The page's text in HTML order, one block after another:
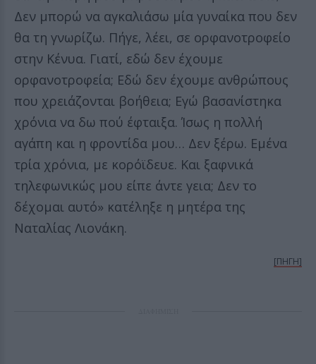
Δεν μπορώ να αγκαλιάσω μία γυναίκα που δεν
θα τη γνωρίζω. Πήγε, λέει, σε ορφανοτροφείο
στην Κένυα. Γιατί, εδώ δεν έχουμε
ορφανοτροφεία; Εδώ δεν έχουμε ανθρώπους
που χρειάζονται βοήθεια; Εγώ βασανίστηκα
χρόνια να δω πού έφταιξα. Ίσως η πολλή
αγάπη και η φροντίδα μου… Δεν ξέρω. Εμένα
τρία χρόνια, με κορόϊδευε. Και ξαφνικά
τηλεφωνικώς μου είπε άντε γεια; Δεν το
δέχομαι αυτό» κατέληξε η μητέρα της
Ναταλίας Λιονάκη.
[ΠΗΓΗ]